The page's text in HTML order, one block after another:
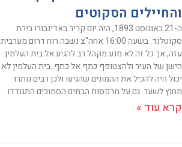
והחיילים הסקוטים
ה-21 באוגוסט 1893, היה יום קריר באדינבורו בירת
סקוטלנד. בשעה 16:00 אחה"צ נשבה רוח דרום מערבית
עזה, אך כל זה לא מנע מקהל רב להגיע אל בית העלמין
הישן של העיר ולהצטופף כתף אל כתף. בית העלמין לא
יכול היה להכיל את ההמונים שהגיעו ולכן רבים נותרו
מחוץ לשער. גם על מרפסות הבתים הסמוכים התגודדו
קרא עוד »